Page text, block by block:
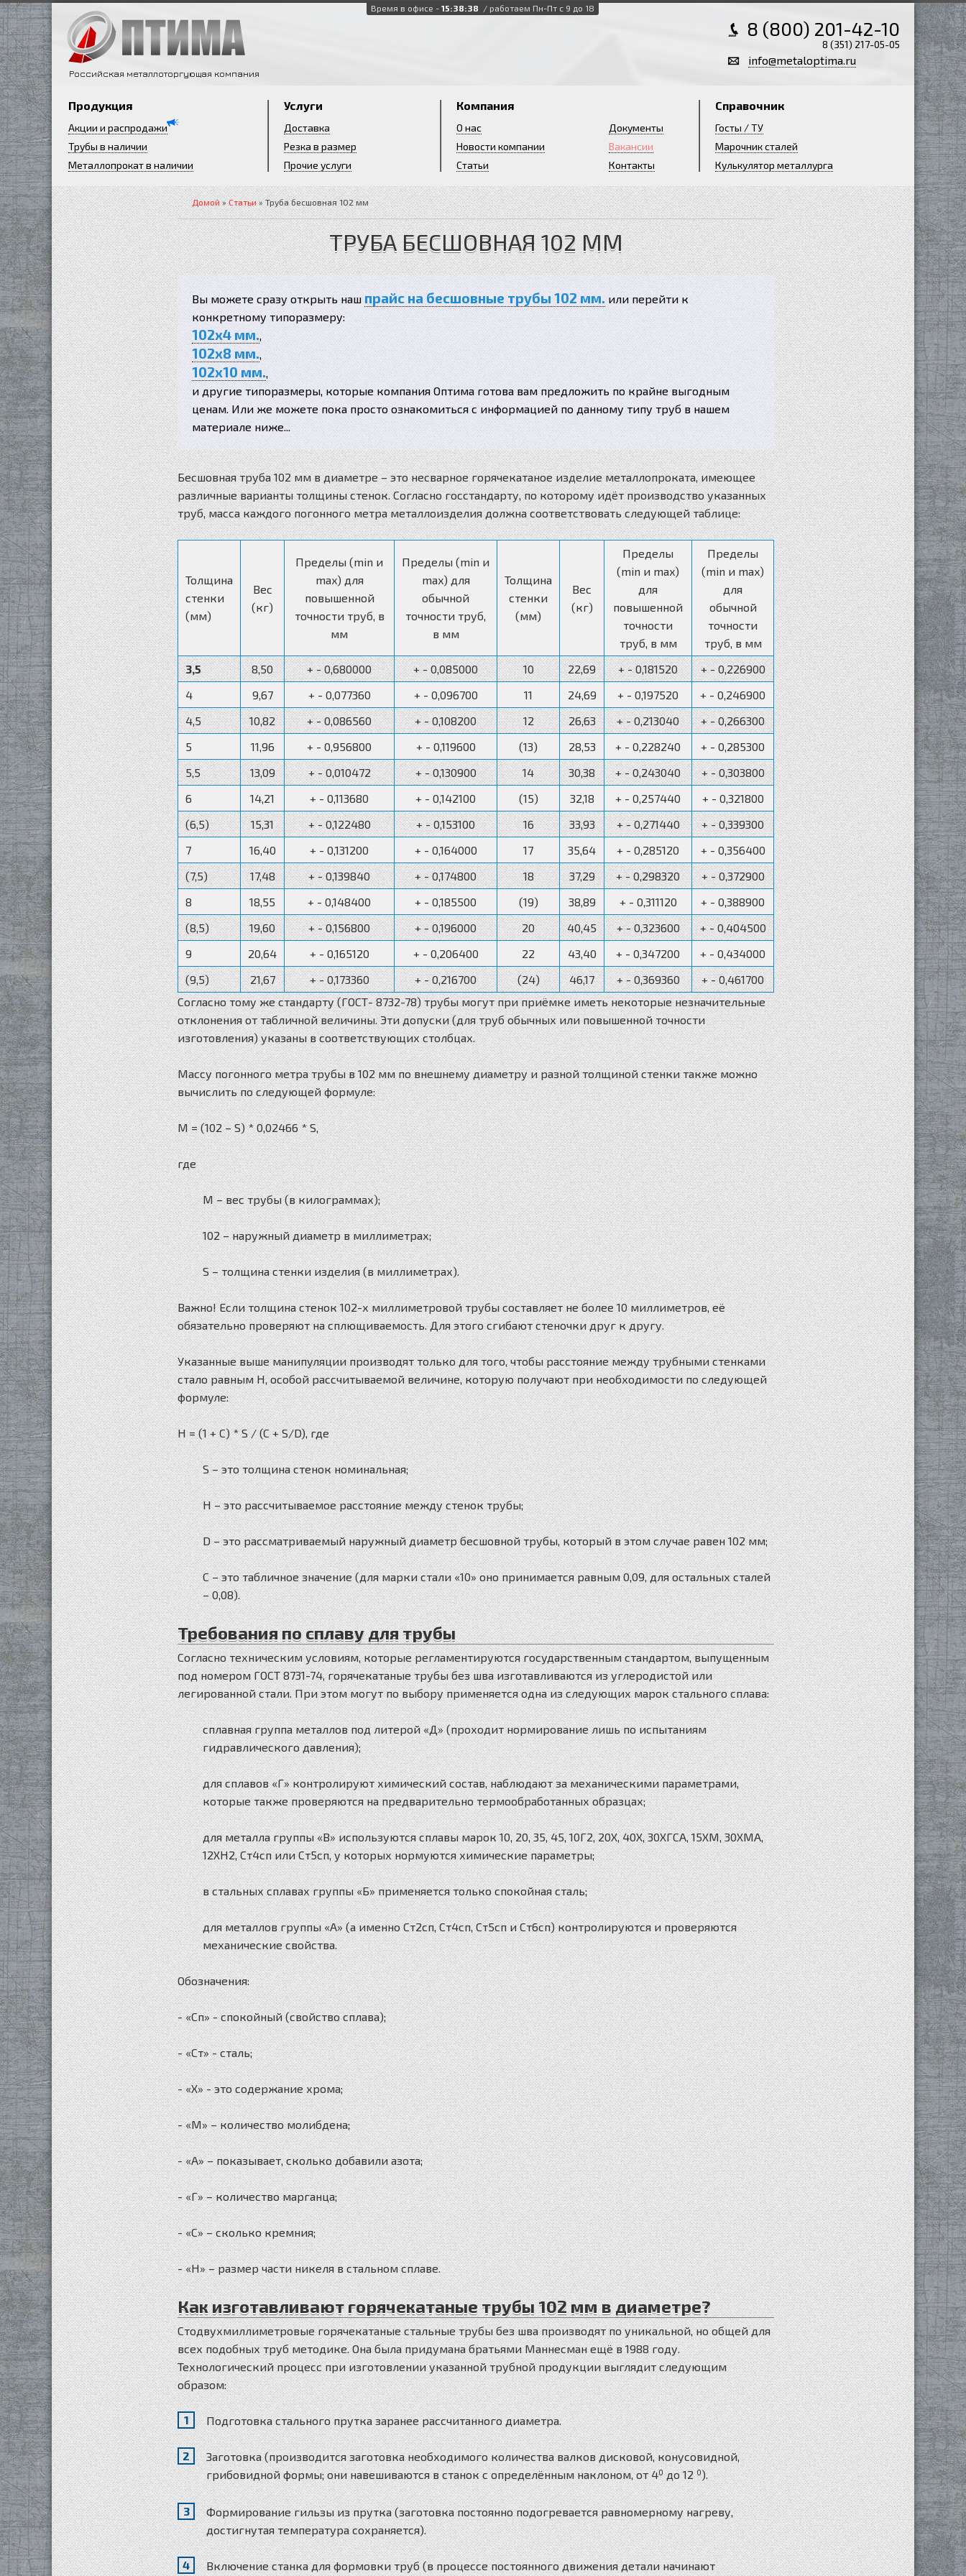
Время в офисе - 15:38:40 / работаем Пн-Пт с 9 до 18
Российская металлоторгующая компания
8 (800) 201-42-10
8 (351) 217-05-05
info@metaloptima.ru
Продукция
Акции и распродажи
Трубы в наличии
Металлопрокат в наличии
Услуги
Доставка
Резка в размер
Прочие услуги
Компания
О нас
Новости компании
Статьи
Документы
Вакансии
Контакты
Справочник
Госты / ТУ
Марочник сталей
Кулькулятор металлурга
Домой»Статьи» Труба бесшовная 102 мм
ТРУБА БЕСШОВНАЯ 102 ММ
Вы можете сразу открыть нашпрайс на бесшовные трубы 102 мм.или перейти к
конкретному типоразмеру:
102x4 мм.,
102x8 мм.,
102x10 мм.,
и другие типоразмеры, которые компания Оптима готова вам предложить по крайне выгодным
ценам. Или же можете пока просто ознакомиться с информацией по данному типу труб в нашем
материале ниже...
Бесшовная труба 102 мм в диаметре – это несварное горячекатаное изделие металлопроката, имеющее
различные варианты толщины стенок. Согласно госстандарту, по которому идёт производство указанных
труб, масса каждого погонного метра металлоизделия должна соответствовать следующей таблице:
Толщина
стенки
(мм)
Вес
(кг)
Пределы (min и
max) для
повышенной
точности труб, в
мм
Пределы (min и
max) для
обычной
точности труб,
в мм
Толщина
стенки
(мм)
Вес
(кг)
Пределы
(min и max)
для
повышенной
точности
труб, в мм
Пределы
(min и max)
для
обычной
точности
труб, в мм
3,5 8,50 + - 0,680000 + - 0,085000 10 22,69 + - 0,181520
+ - 0,226900
4
9,67 + - 0,077360 + - 0,096700 11 24,69 + - 0,197520
+ - 0,246900
4,5
10,82 + - 0,086560 + - 0,108200 12 26,63 + - 0,213040
+ - 0,266300
5
11,96 + - 0,956800 + - 0,119600 (13) 28,53 + - 0,228240
+ - 0,285300
5,5
13,09 + - 0,010472 + - 0,130900 14 30,38 + - 0,243040
+ - 0,303800
6
14,21 + - 0,113680 + - 0,142100 (15) 32,18 + - 0,257440
+ - 0,321800
(6,5)
15,31 + - 0,122480 + - 0,153100 16 33,93 + - 0,271440
+ - 0,339300
7
16,40 + - 0,131200 + - 0,164000 17 35,64 + - 0,285120
+ - 0,356400
(7,5)
17,48 + - 0,139840 + - 0,174800 18 37,29 + - 0,298320
+ - 0,372900
8
18,55 + - 0,148400 + - 0,185500 (19) 38,89 + - 0,311120
+ - 0,388900
(8,5)
19,60 + - 0,156800 + - 0,196000 20 40,45 + - 0,323600
+ - 0,404500
9
20,64 + - 0,165120 + - 0,206400 22 43,40 + - 0,347200
+ - 0,434000
(9,5)
21,67 + - 0,173360 + - 0,216700 (24) 46,17 + - 0,369360
+ - 0,461700
Согласно тому же стандарту (ГОСТ- 8732-78) трубы могут при приёмке иметь некоторые незначительные
отклонения от табличной величины. Эти допуски (для труб обычных или повышенной точности
изготовления) указаны в соответствующих столбцах.
Массу погонного метра трубы в 102 мм по внешнему диаметру и разной толщиной стенки также можно
вычислить по следующей формуле:
M = (102 – S) * 0,02466 * S,
где
M – вес трубы (в килограммах);
102 – наружный диаметр в миллиметрах;
S – толщина стенки изделия (в миллиметрах).
Важно! Если толщина стенок 102-х миллиметровой трубы составляет не более 10 миллиметров, её
обязательно проверяют на сплющиваемость. Для этого сгибают стеночки друг к другу.
Указанные выше манипуляции производят только для того, чтобы расстояние между трубными стенками
стало равным H, особой рассчитываемой величине, которую получают при необходимости по следующей
формуле:
H = (1 + C) * S / (C + S/D), где
S – это толщина стенок номинальная;
Н – это рассчитываемое расстояние между стенок трубы;
D – это рассматриваемый наружный диаметр бесшовной трубы, который в этом случае равен 102 мм;
С – это табличное значение (для марки стали «10» оно принимается равным 0,09, для остальных сталей
– 0,08).
Требования по сплаву для трубы
Согласно техническим условиям, которые регламентируются государственным стандартом, выпущенным
под номером ГОСТ 8731-74, горячекатаные трубы без шва изготавливаются из углеродистой или
легированной стали. При этом могут по выбору применяется одна из следующих марок стального сплава:
сплавная группа металлов под литерой «Д» (проходит нормирование лишь по испытаниям
гидравлического давления);
для сплавов «Г» контролируют химический состав, наблюдают за механическими параметрами,
которые также проверяются на предварительно термообработанных образцах;
для металла группы «В» используются сплавы марок 10, 20, 35, 45, 10Г2, 20Х, 40Х, 30ХГСА, 15ХМ, 30ХМА,
12ХН2, Ст4сп или Ст5сп, у которых нормуются химические параметры;
в стальных сплавах группы «Б» применяется только спокойная сталь;
для металлов группы «А» (а именно Ст2сп, Ст4сп, Ст5сп и Ст6сп) контролируются и проверяются
механические свойства.
Обозначения:
- «Сп» - спокойный (свойство сплава);
- «Ст» - сталь;
- «Х» - это содержание хрома;
- «М» – количество молибдена;
- «А» – показывает, сколько добавили азота;
- «Г» – количество марганца;
- «С» – сколько кремния;
- «Н» – размер части никеля в стальном сплаве.
Как изготавливают горячекатаные трубы 102 мм в диаметре?
Стодвухмиллиметровые горячекатаные стальные трубы без шва производят по уникальной, но общей для
всех подобных труб методике. Она была придумана братьями Маннесман ещё в 1988 году.
Технологический процесс при изготовлении указанной трубной продукции выглядит следующим
образом:
Подготовка стального прутка заранее рассчитанного диаметра.
Заготовка (производится заготовка необходимого количества валков дисковой, конусовидной,
грибовидной формы; они навешиваются в станок с определённым наклоном, от 40до 120).
Формирование гильзы из прутка (заготовка постоянно подогревается равномерному нагреву,
достигнутая температура сохраняется).
Включение станка для формовки труб (в процессе постоянного движения детали начинают